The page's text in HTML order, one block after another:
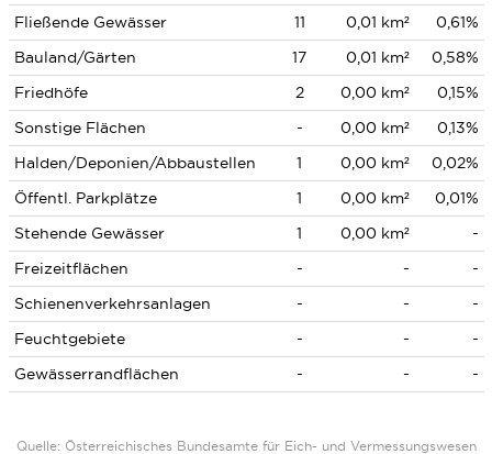
Fließende Gewässer 11 0,01 km²
0,61%
Bauland/Gärten
17 0,01 km²
0,58%
Friedhöfe
2 0,00 km²
0,15%
Sonstige Flächen
- 0,00 km²
0,13%
Halden/Deponien/Abbaustellen
1 0,00 km²
0,02%
Öffentl. Parkplätze
1 0,00 km²
0,01%
Stehende Gewässer
1 0,00 km²
-
Freizeitflächen
- -
-
Schienenverkehrsanlagen
- -
-
Feuchtgebiete
- -
-
Gewässerrandflächen
- - -
Quelle: Österreichisches Bundesamte für Eich- und Vermessungswesen